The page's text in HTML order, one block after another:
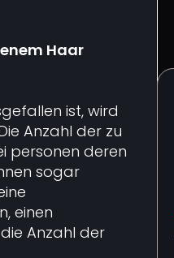
Haar
ist, wird
Anzahl der zu
personen deren
sogar
einen
Anzahl der